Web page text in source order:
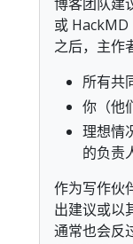
或 HackMD
之后，主作
所有共
你（他
理想情
的负责
作为写作伙
出建议或以
通常也会反